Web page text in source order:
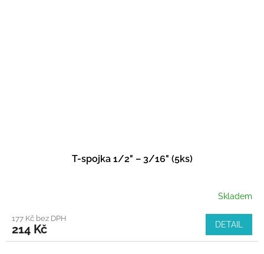
T-spojka 1/2" – 3/16" (5ks)
Skladem
177 Kč bez DPH
214 Kč DETAIL